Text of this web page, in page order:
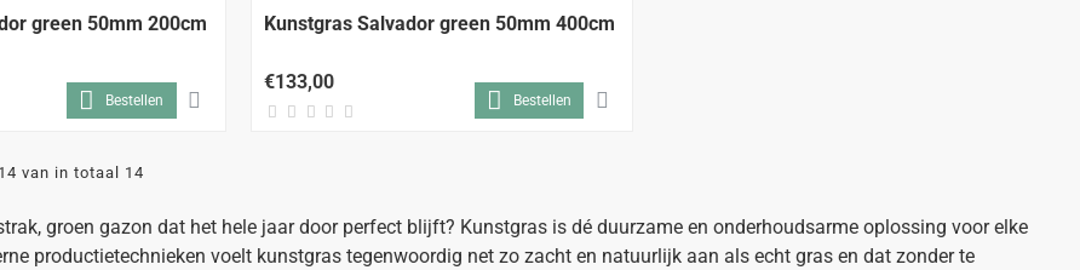
groen gazon dat het hele jaar door perfect blijft? Kunstgras is dé duurzame en onderhoudsarme oplossing voor elke
productietechnieken voelt kunstgras tegenwoordig net zo zacht en natuurlijk aan als echt gras en dat zonder te
green 50mm 200cm
Bestellen
Kunstgras Salvador green 50mm 400cm
€133,00
Bestellen
van in totaal 14